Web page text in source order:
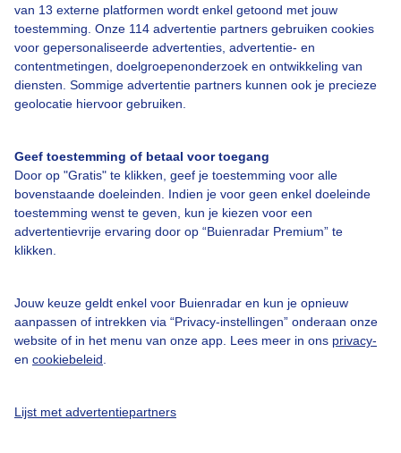
van 13 externe platformen wordt enkel getoond met jouw
toestemming. Onze 114 advertentie partners gebruiken cookies
voor gepersonaliseerde advertenties, advertentie- en
contentmetingen, doelgroepenonderzoek en ontwikkeling van
diensten. Sommige advertentie partners kunnen ook je precieze
geolocatie hiervoor gebruiken.
Geef toestemming of betaal voor toegang
Door op "Gratis" te klikken, geef je toestemming voor alle
bovenstaande doeleinden. Indien je voor geen enkel doeleinde
toestemming wenst te geven, kun je kiezen voor een
advertentievrije ervaring door op “Buienradar Premium” te
klikken.
Jouw keuze geldt enkel voor Buienradar en kun je opnieuw
aanpassen of intrekken via “Privacy-instellingen” onderaan onze
website of in het menu van onze app. Lees meer in ons privacy-
en cookiebeleid
Lijst met advertentiepartners
Over Buienradar
Bedrijfsgegevens
Contact
Toegankelijkheid
Gebruikersvoorwaarden
Adverteren
Privacy beleid
Cookie beleid